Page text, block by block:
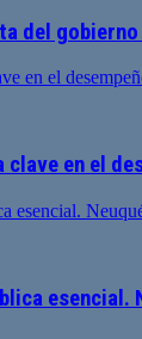
del
en el
esencial.